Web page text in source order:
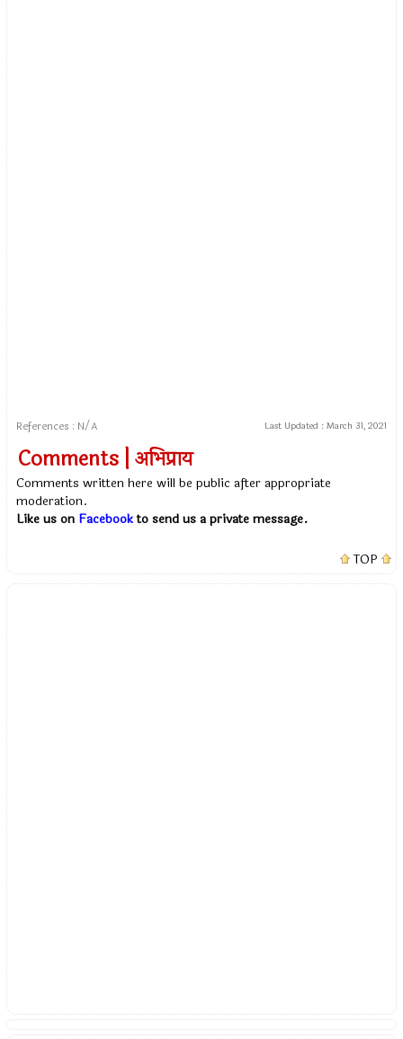
References : N/A Last Updated : March 31, 2021
Comments | अभिप्राय
Comments written here will be public after appropriate
moderation.
Like us on Facebookto send us a private message.
TOP